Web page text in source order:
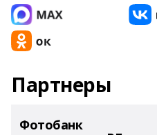
Партнеры
Фотобанк